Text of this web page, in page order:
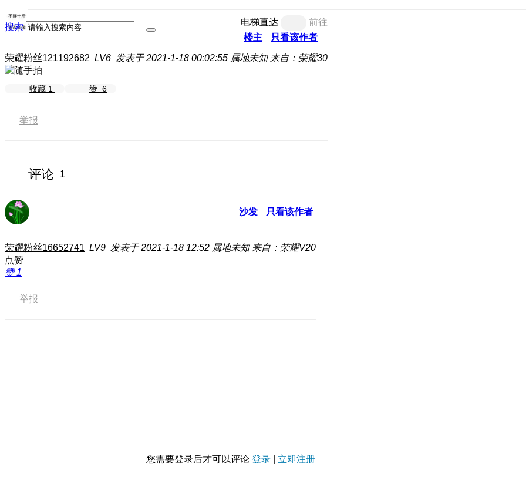
搜索 电梯直达
前往
楼主
只看该作者
荣耀粉丝121192682 LV6 发表于 2021-1-18 00:02:55 属地未知 来自：荣耀30
收藏 1 赞 6
举报
评论 1
沙发 只看该作者
荣耀粉丝16652741 LV9 发表于 2021-1-18 12:52 属地未知 来自：荣耀V20
点赞
赞1
举报
您需要登录后才可以评论 登录 立即注册